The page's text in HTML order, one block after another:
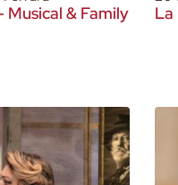
Musical & Family
La